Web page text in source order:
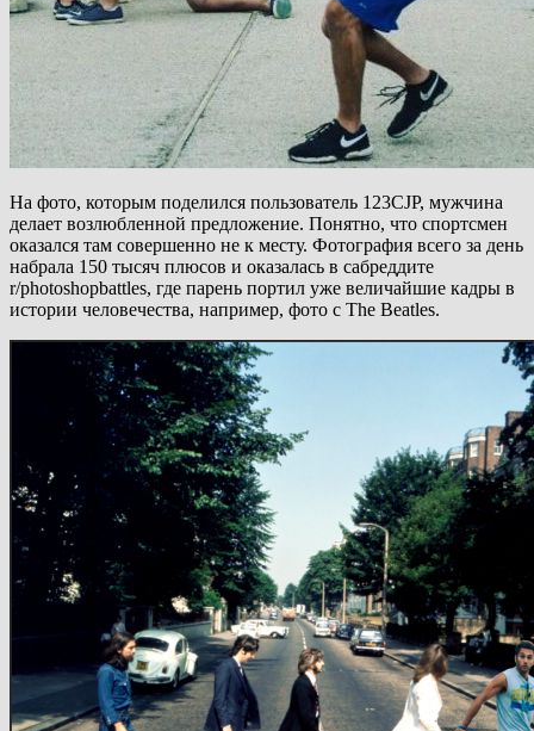
На фото, которым поделился пользователь 123CJP, мужчина
делает возлюбленной предложение. Понятно, что спортсмен
оказался там совершенно не к месту. Фотография всего за день
набрала 150 тысяч плюсов и оказалась в сабреддите
r/photoshopbattles, где парень портил уже величайшие кадры в
истории человечества, например, фото с The Beatles.